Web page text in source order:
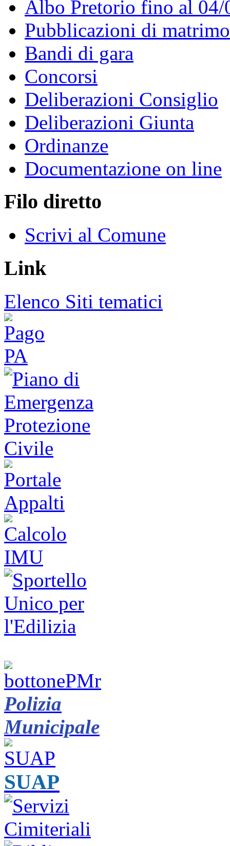
Albo Pretorio fino al 04/
Pubblicazioni di
Bandi di gara
Concorsi
Deliberazioni Consiglio
Deliberazioni Giunta
Ordinanze
Documentazione on line
Filo diretto
Scrivi al Comune
Link
Elenco Siti tematici
Polizia
Municipale
SUAP